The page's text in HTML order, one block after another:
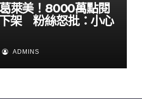
萊美！8000萬點閱
架 粉絲怒批：小心
ADMINS